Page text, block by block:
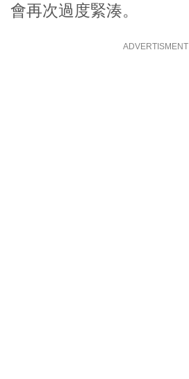
會再次過度緊湊。
ADVERTISMENT